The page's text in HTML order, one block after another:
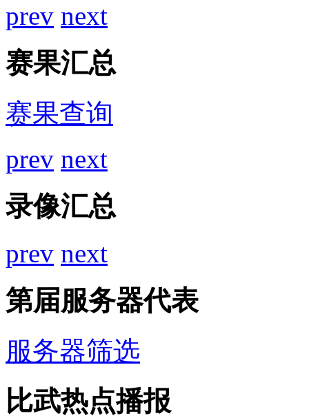
prev next
赛果汇总
赛果查询
prev next
录像汇总
prev next
第届服务器代表
服务器筛选
比武热点播报